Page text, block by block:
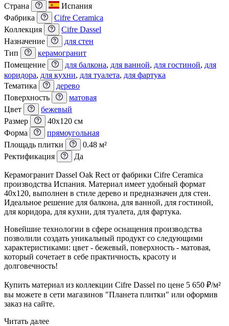
Страна
Испания
Фабрика
Cifre Ceramica
Коллекция
Cifre Dassel
Назначение
для стен
Тип
керамогранит
Помещение
для балкона, для ванной, для гостиной, для
коридора, для кухни, для туалета, для фартука
Тематика
дерево
Поверхность
матовая
Цвет
бежевый
Размер
40x120 см
Форма
прямоугольная
Площадь плитки
0.48 м²
Ректификация
Да
Керамогранит Dassel Oak Rect от фабрики Cifre Ceramica
производства Испания. Материал имеет удобный формат
40x120, выполнен в стиле дерево и предназначен для стен.
Идеальное решение для балкона, для ванной, для гостиной,
для коридора, для кухни, для туалета, для фартука.
Новейшие технологии в сфере оснащения производства
позволили создать уникальный продукт со следующими
характеристиками: цвет - бежевый, поверхность - матовая,
который сочетает в себе практичность, красоту и
долговечность!
Купить материал из коллекции Cifre Dassel по цене 5 650 ₽/м²
вы можете в сети магазинов "Планета плитки" или оформив
заказ на сайте.
Читать далее